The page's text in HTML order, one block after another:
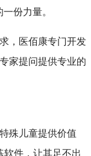
一份力量。
， 医佰康专门开发
家提问提供专业的
殊儿童提供价值
软件 ，让其足不出